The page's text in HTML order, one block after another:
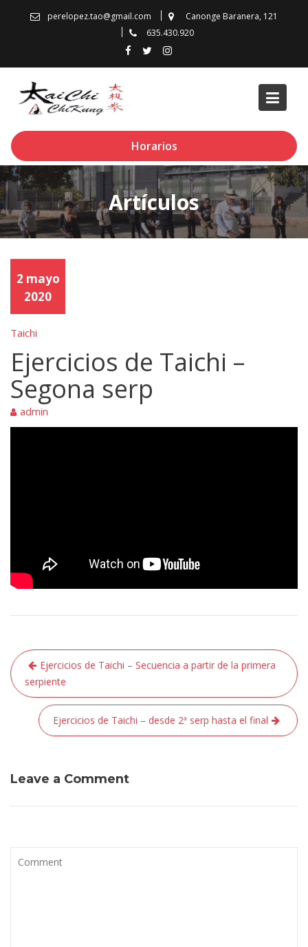
perelopez.tao@gmail.com
Canonge Baranera, 121
635.430.920
Horarios
Artículos
2 mayo
2020
Taichi
Ejercicios de Taichi –
Segona serp
admin
Navegación
de
entradas
Ejercicios de Taichi – Secuencia a partir de la primera
serpiente
Ejercicios de Taichi – desde 2ª serp hasta el final
Leave a Comment